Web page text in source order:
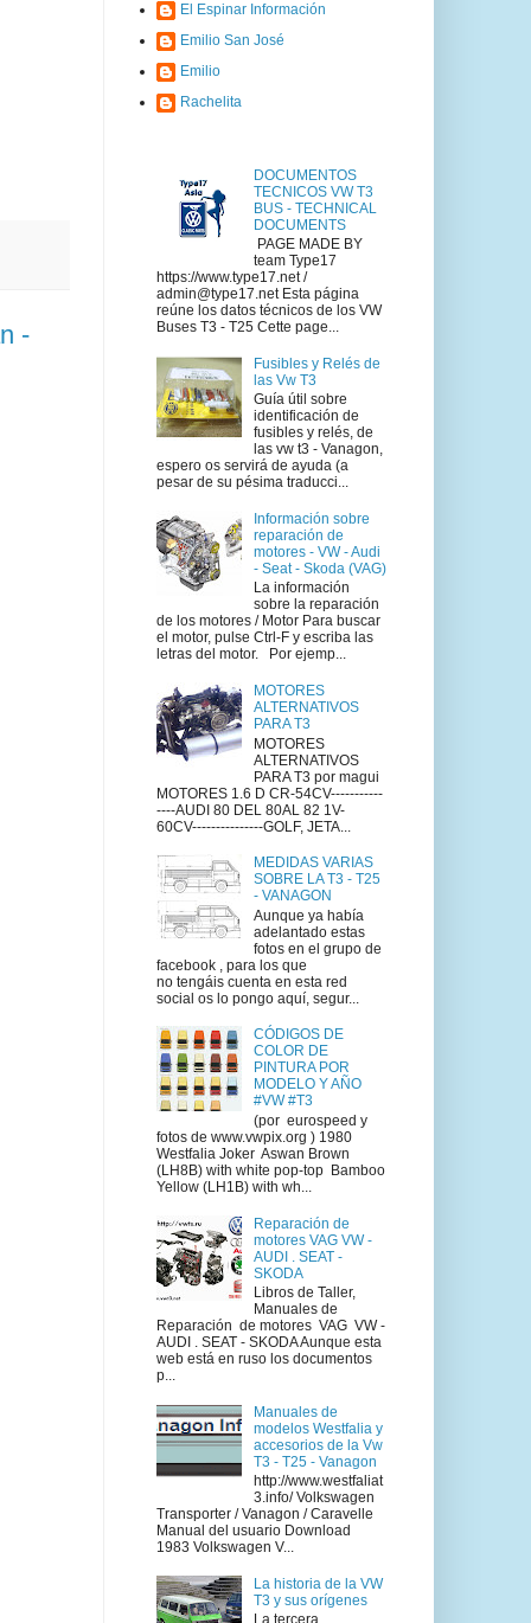
-
El Espinar Información
Emilio San José
Emilio
Rachelita
DOCUMENTOS
TECNICOS VW T3
BUS - TECHNICAL
DOCUMENTS
PAGE MADE BY
team Type17
https://www.type17.net /
admin@type17.net Esta página
reúne los datos técnicos de los VW
Buses T3 - T25 Cette page...
Fusibles y Relés de
las Vw T3
Guía útil sobre
identificación de
fusibles y relés, de
las vw t3 - Vanagon,
espero os servirá de ayuda (a
pesar de su pésima traducci...
Información sobre
reparación de
motores - VW - Audi
- Seat - Skoda (VAG)
La información
sobre la reparación
de los motores / Motor Para buscar
el motor, pulse Ctrl-F y escriba las
letras del motor. Por ejemp...
MOTORES
ALTERNATIVOS
PARA T3
MOTORES
ALTERNATIVOS
PARA T3 por magui
MOTORES 1.6 D CR-54CV-----------
----AUDI 80 DEL 80AL 82 1V-
60CV---------------GOLF, JETA...
MEDIDAS VARIAS
SOBRE LA T3 - T25
- VANAGON
Aunque ya había
adelantado estas
fotos en el grupo de
facebook , para los que
no tengáis cuenta en esta red
social os lo pongo aquí, segur...
CÓDIGOS DE
COLOR DE
PINTURA POR
MODELO Y AÑO
#VW #T3
(por eurospeed y
fotos de www.vwpix.org ) 1980
Westfalia Joker Aswan Brown
(LH8B) with white pop-top Bamboo
Yellow (LH1B) with wh...
Reparación de
motores VAG VW -
AUDI . SEAT -
SKODA
Libros de Taller,
Manuales de
Reparación de motores VAG VW -
AUDI . SEAT - SKODA Aunque esta
web está en ruso los documentos
p...
Manuales de
modelos Westfalia y
accesorios de la Vw
T3 - T25 - Vanagon
http://www.westfaliat
3.info/ Volkswagen
Transporter / Vanagon / Caravelle
Manual del usuario Download
1983 Volkswagen V...
La historia de la VW
T3 y sus orígenes